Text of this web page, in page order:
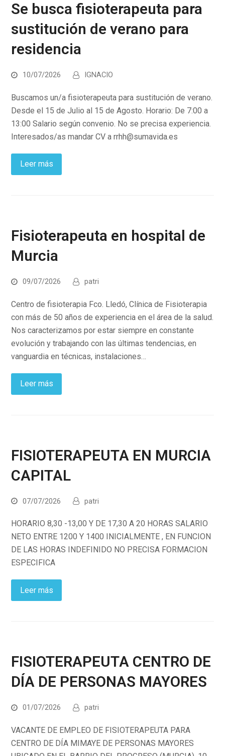
Se busca fisioterapeuta para
sustitución de verano para
residencia
10/07/2026 IGNACIO
Buscamos un/a fisioterapeuta para sustitución de verano.
Desde el 15 de Julio al 15 de Agosto. Horario: De 7:00 a
13:00 Salario según convenio. No se precisa experiencia.
Interesados/as mandar CV a rrhh@sumavida.es
Leer más
Fisioterapeuta en hospital de
Murcia
09/07/2026 patri
Centro de fisioterapia Fco. Lledó, Clínica de Fisioterapia
con más de 50 años de experiencia en el área de la salud.
Nos caracterizamos por estar siempre en constante
evolución y trabajando con las últimas tendencias, en
vanguardia en técnicas, instalaciones…
Leer más
FISIOTERAPEUTA EN MURCIA
CAPITAL
07/07/2026 patri
HORARIO 8,30 -13,00 Y DE 17,30 A 20 HORAS SALARIO
NETO ENTRE 1200 Y 1400 INICIALMENTE , EN FUNCION
DE LAS HORAS INDEFINIDO NO PRECISA FORMACION
ESPECIFICA
Leer más
FISIOTERAPEUTA CENTRO DE
DÍA DE PERSONAS MAYORES
01/07/2026 patri
VACANTE DE EMPLEO DE FISIOTERAPEUTA PARA
CENTRO DE DÍA MIMAYE DE PERSONAS MAYORES